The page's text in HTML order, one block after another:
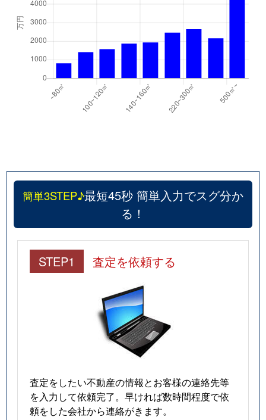
簡単3STEP♪最短45秒 簡単入力でスグ分か
る！
STEP1 査定を依頼する
査定をしたい不動産の情報とお客様の連絡先等
を入力して依頼完了。早ければ数時間程度で依
頼をした会社から連絡がきます。